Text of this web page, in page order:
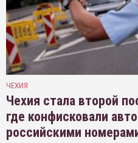
ЧЕХИЯ
Чехия стала второй
где конфисковали
российскими